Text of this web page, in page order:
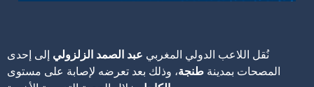
نُقل اللاعب الدولي المغربي عبد الصمد الزلزولي إلى إحدى
المصحات بمدينة طنجة، وذلك بعد تعرضه لإصابة على مستوى